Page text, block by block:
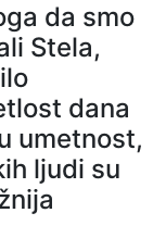
da smo
Stela,
dana
umetnost,
ljudi su